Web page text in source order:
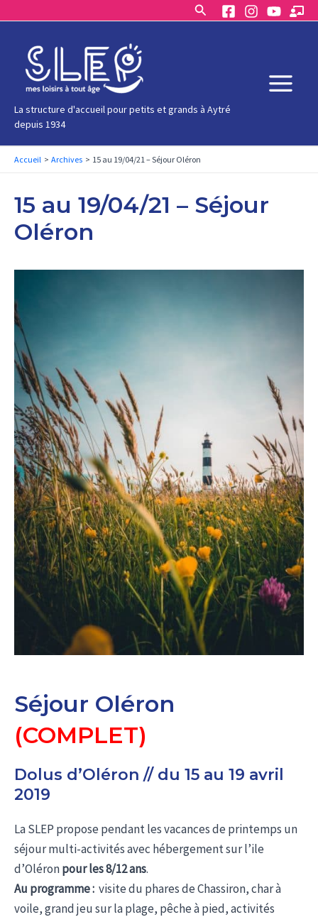
contenu
Rechercher
La structure d'accueil pour petits et grands à Aytré
depuis 1934
Main
Accueil Archives 15 au 19/04/21 – Séjour Oléron
15 au 19/04/21 – Séjour
Oléron
Séjour Oléron
(COMPLET)
Dolus d’Oléron // du 15 au 19 avril
2019
La SLEP propose pendant les vacances de printemps un
séjour multi-activités avec hébergement sur l’ile
d’Oléronpour les 8/12 ans.
Au programme : visite du phares de Chassiron, char à
voile, grand jeu sur la plage, pêche à pied, activités